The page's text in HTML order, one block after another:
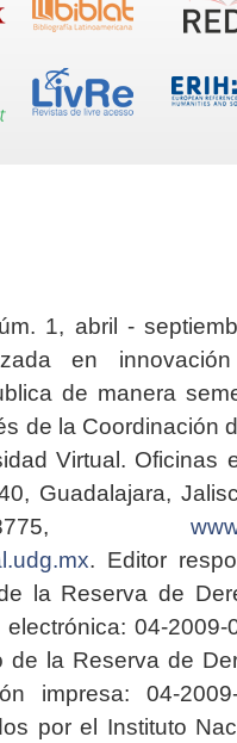
1, abril -
en
de manera
de la Coordinación
Virtual. Oficinas
Guadalajara,
. Editor
la Reserva de
04-2009-
de la Reserva de
impresa: 04-2009-
por el Instituto